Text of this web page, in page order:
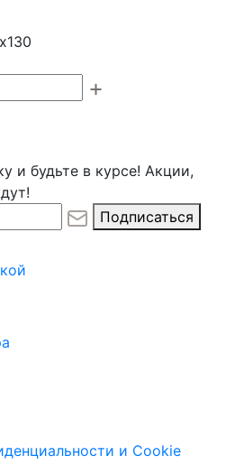
и будьте в курсе! Акции,
Подписаться
и Cookie